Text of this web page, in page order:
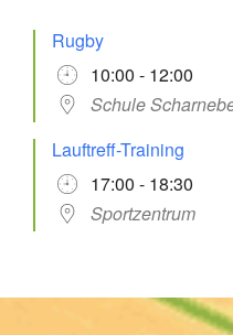
Rugby
10:00 - 12:00
Schule
Lauftreff-Training
17:00 - 18:30
Sportzentrum